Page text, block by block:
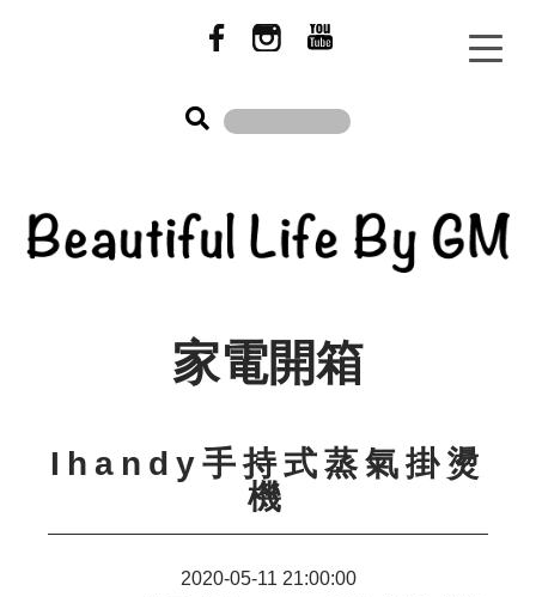
家電開箱
Ihandy手持式蒸氣掛燙
機
2020-05-11 21:00:00